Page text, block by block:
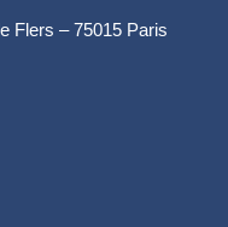
Flers – 75015 Paris